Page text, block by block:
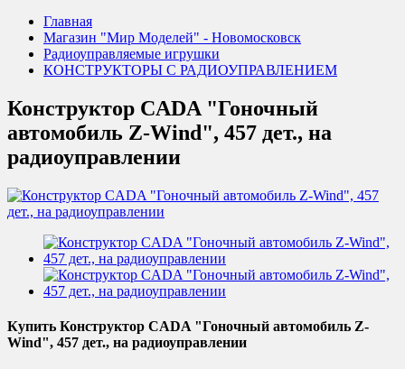
Главная
Магазин "Мир Моделей" - Новомосковск
Радиоуправляемые игрушки
КОНСТРУКТОРЫ С РАДИОУПРАВЛЕНИЕМ
Конструктор CADA "Гоночный
автомобиль Z-Wind", 457 дет., на
радиоуправлении
Купить Конструктор CADA "Гоночный автомобиль Z-
Wind", 457 дет., на радиоуправлении